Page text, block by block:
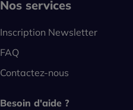
Nos services
Inscription Newsletter
FAQ
Contactez-nous
Besoin d'aide ?